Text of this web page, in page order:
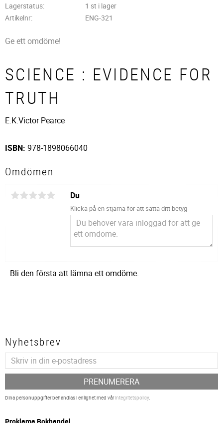
Lagerstatus
1 st i lager
Artikelnr
ENG-321
Ge ett omdöme!
SCIENCE : EVIDENCE FOR
TRUTH
E.K.Victor Pearce
ISBN: 978-1898066040
Omdömen
Du
Klicka på en stjärna för att sätta ditt betyg
Bli den första att lämna ett omdöme.
Nyhetsbrev
PRENUMERERA
Dina personuppgifter behandlas i enlighet med vårintegritetspolicy.